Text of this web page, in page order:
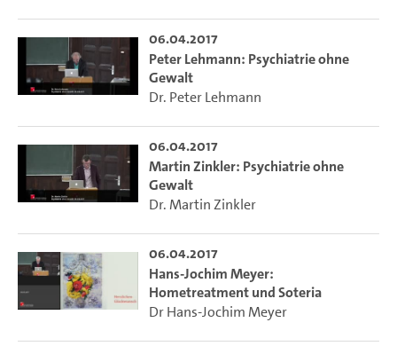
06.04.2017
Peter Lehmann: Psychiatrie ohne
Gewalt
Dr. Peter Lehmann
06.04.2017
Martin Zinkler: Psychiatrie ohne
Gewalt
Dr. Martin Zinkler
06.04.2017
Hans-Jochim Meyer:
Hometreatment und Soteria
Dr Hans-Jochim Meyer